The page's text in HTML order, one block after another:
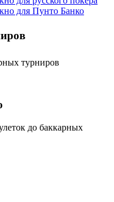
для Пунто Банко
турниров
до баккарных